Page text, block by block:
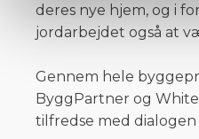
deres nye hjem, og i
jordarbejdet også at
Gennem hele
ByggPartner og
tilfredse med